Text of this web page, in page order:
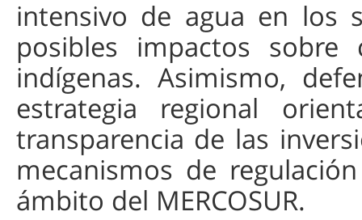
intensivo de agua en los
posibles impactos sobre
indígenas. Asimismo,
estrategia regional
transparencia de las
mecanismos de
ámbito del MERCOSUR.